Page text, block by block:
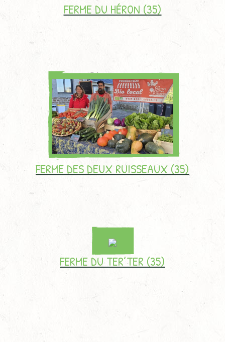
FERME DU HÉRON (35)
FERME DES DEUX RUISSEAUX (35)
FERME DU TER’TER (35)